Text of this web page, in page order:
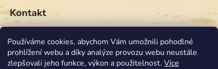
Používáme cookies, abychom Vám umožnili pohodlné
prohlížení webu a díky analýze provozu webu neustále
zlepšovali jeho funkce, výkon a použitelnost. Více
Kontakt
info @equiwest.cz
+420724001554